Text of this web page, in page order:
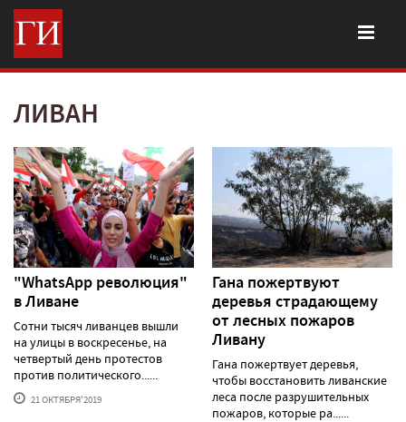
ЛИВАН
"WhatsApp революция"
в Ливане
Сотни тысяч ливанцев вышли
на улицы в воскресенье, на
четвертый день протестов
против политического......
21 ОКТЯБРЯ'2019
Гана пожертвуют
деревья страдающему
от лесных пожаров
Ливану
Гана пожертвует деревья,
чтобы восстановить ливанские
леса после разрушительных
пожаров, которые ра......